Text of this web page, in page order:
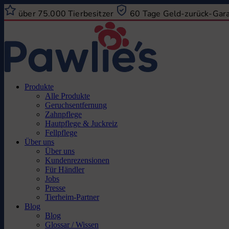
über 75.000 Tierbesitzer 60 Tage Geld-zurück-
Produkte
Alle Produkte
Geruchsentfernung
Zahnpflege
Hautpflege & Juckreiz
Fellpflege
Über uns
Über uns
Kundenrezensionen
Für Händler
Jobs
Presse
Tierheim-Partner
Blog
Blog
Glossar / Wissen